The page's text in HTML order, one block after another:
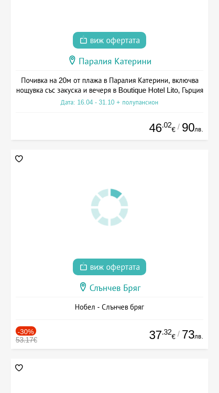
виж офертата
Паралия Катерини
Почивка на 20м от плажа в Паралия Катерини, включва
нощувка със закуска и вечеря в Boutique Hotel Lito, Гърция
Дата: 16.04 - 31.10 + полупансион
46.02
€ / 90лв.
виж офертата
Слънчев Бряг
Нобел - Слънчев бряг
-30%
53.17€ 37.32
€ / 73лв.